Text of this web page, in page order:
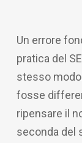
Un errore
pratica del
stesso
fosse
ripensare il
seconda del